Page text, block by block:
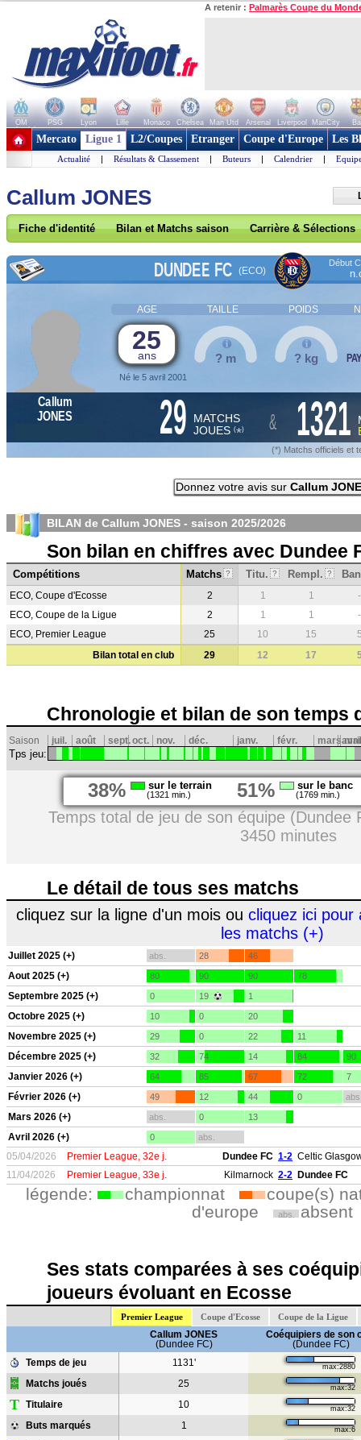
A retenir : Palmarès Coupe du
OM PSG Lyon Lille Monaco Chelsea Man Utd Arsenal Liverpool ManCity
+ de clubs
Mercato Ligue 1 L2/Coupes Etranger Coupe d'Europe Les
Actualité | Résultats & Classement | Buteurs | Calendrier |
Callum JONES
Fiche d'identité Bilan et Matchs saison Carrière & Sélections
DUNDEE FC (ECO)
Début
AGE TAILLE POIDS
25
ans
Né le 5 avril 2001
? m ? kg
Callum
JONES
29 MATCHS
JOUES (*) & 1321
(*) Matchs officiels et
Donnez votre avis sur Callum
BILAN de Callum JONES - saison 2025/2026
Son bilan en chiffres avec Dundee
Compétitions Matchs ? Titu. ? Rempl. ?
ECO, Coupe d'Ecosse 2 1 1
-
ECO, Coupe de la Ligue
2 1 1
-
ECO, Premier League
25 10 15
Bilan total en club
29 12 17
Chronologie et bilan de son temps
Saison juil. août sept.oct. nov. déc. janv. févr. marsavril
mai
Tps jeu:
38% sur le terrain
(1321 min.) 51% sur le banc
(1769 min.)
Temps total de jeu de son équipe (Dundee
3450 minutes
Le détail de tous ses matchs
cliquez sur la ligne d'un mois ou cliquez ici pour
les matchs (+)
Juillet 2025 (+) abs. 28 46
Aout 2025 (+) 80 90 90 78
Septembre 2025 (+) 0 19 1
Octobre 2025 (+) 10 0 20
Novembre 2025 (+) 29 0 22 11
Décembre 2025 (+) 32 74 14 84 90
Janvier 2026 (+) 64 85 67 72 7
Février 2026 (+) 49 12 44 0
Mars 2026 (+) abs. 0 13
Avril 2026 (+) 0 abs.
05/04/2026 Premier League, 32e j. Dundee FC 1-2 Celtic
11/04/2026
Premier League, 33e j. Kilmarnock 2-2 Dundee FC
légende: championnat
coupe(s)
d'europe
abs. absent
Ses stats comparées à ses
joueurs évoluant en Ecosse
Premier League Coupe d'Ecosse Coupe de la Ligue
Callum JONES
(Dundee FC)
Coéquipiers de son
(Dundee FC)
Temps de jeu
1131' max:2880
Matchs joués 25 max:32
T Titulaire 10 max:32
Buts marqués 1 max:6